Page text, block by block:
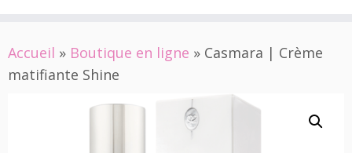
to
content
Accueil » Boutique en ligne » Casmara | Crème
matifiante Shine